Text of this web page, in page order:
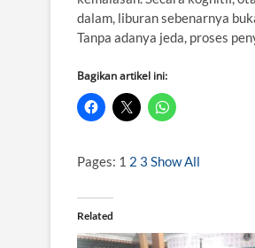
dalam, liburan sebenarnya
Tanpa adanya jeda, proses
Bagikan artikel ini:
Pages: 1 2 3 Show All
Related